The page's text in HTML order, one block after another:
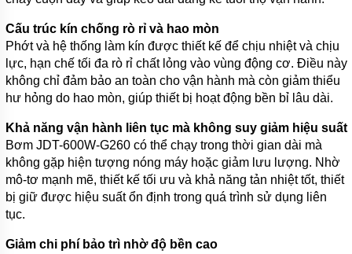
Cấu trúc kín chống rò rỉ và hao mòn
Phớt và hệ thống làm kín được thiết kế để chịu nhiệt và chịu
lực, hạn chế tối đa rò rỉ chất lỏng vào vùng động cơ. Điều này
không chỉ đảm bảo an toàn cho vận hành mà còn giảm thiểu
hư hỏng do hao mòn, giúp thiết bị hoạt động bền bỉ lâu dài.
Khả năng vận hành liên tục mà không suy giảm hiệu suất
Bơm JDT-600W-G260 có thể chạy trong thời gian dài mà
không gặp hiện tượng nóng máy hoặc giảm lưu lượng. Nhờ
mô-tơ mạnh mẽ, thiết kế tối ưu và khả năng tản nhiệt tốt, thiết
bị giữ được hiệu suất ổn định trong quá trình sử dụng liên
tục.
Giảm chi phí bảo trì nhờ độ bền cao